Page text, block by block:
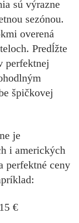
sú výrazne
sezónou.
overená
Predĺžte
perfektnej
špičkovej
je
i amerických
perfektné ceny
€